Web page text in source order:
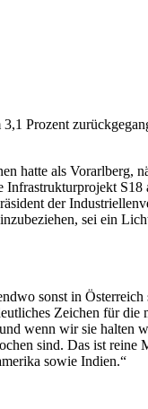
Prozent
hatte als Vorarlberg,
S18
der
sei ein
sonst in
Zeichen für die
wenn wir sie halten
sind. Das ist
sowie Indien.“